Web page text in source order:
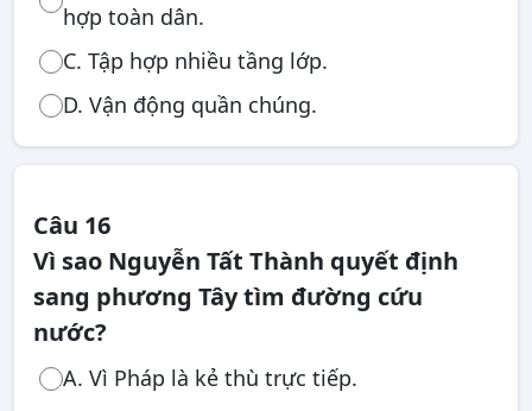
hợp toàn dân.
C. Tập hợp nhiều tầng lớp.
D. Vận động quần chúng.
Câu 16
Vì sao Nguyễn Tất Thành quyết định
sang phương Tây tìm đường cứu
nước?
A. Vì Pháp là kẻ thù trực tiếp.